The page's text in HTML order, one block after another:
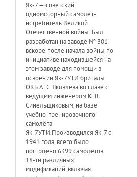
Як-7 — советский
одномоторный самолёт-
истребитель Великой
Отечественной войны. Был
разработан на заводе № 301
вскоре после начала войны по
инициативе находившейся на
этом заводе для помощи в
освоении Як-7УТИ бригады
ОКБ А. С. Яковлева во главе с
ведущим инженером К. В.
Синельщиковым, на базе
учебно-тренировочного
самолёта
Як-7УТИ.Производился Як-7 с
1941 года, всего было
построено 6399 самолётов
18-ти различных
модификаций, включая